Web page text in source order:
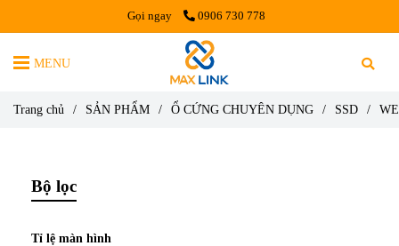
Gọi ngay 0906 730 778
MENU
Trang chủ / SẢN PHẨM / Ổ CỨNG CHUYÊN DỤNG / SSD /
Bộ lọc
Tỉ lệ màn hình